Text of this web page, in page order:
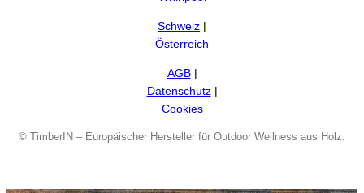
Schweiz |
Österreich
AGB|
Datenschutz|
Cookies
© TimberIN – Europäischer Hersteller für Outdoor Wellness aus Holz.